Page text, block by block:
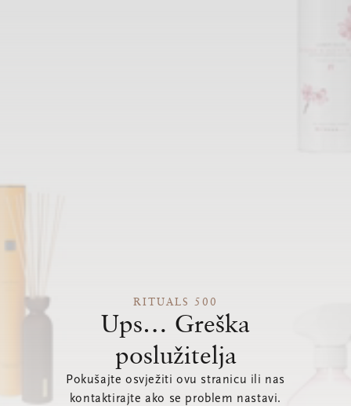
RITUALS 500
Ups… Greška
poslužitelja
Pokušajte osvježiti ovu stranicu ili nas
kontaktirajte ako se problem nastavi.